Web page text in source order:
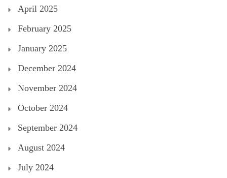
April 2025
February 2025
January 2025
December 2024
November 2024
October 2024
September 2024
August 2024
July 2024